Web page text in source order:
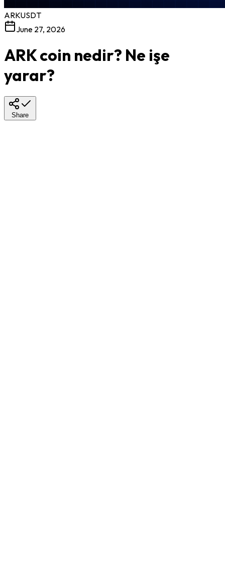
ARKUSDT
June 27, 2026
ARK coin nedir? Ne işe
yarar?
Share